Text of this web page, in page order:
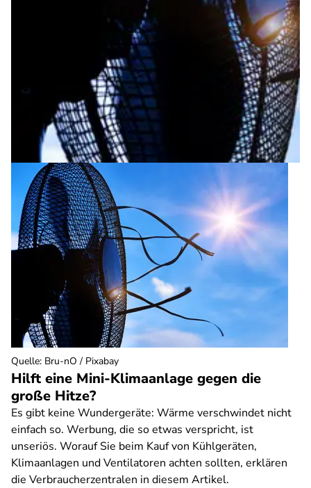
Hilft eine Mini-Klimaanlage gegen die
große Hitze?
Es gibt keine Wundergeräte: Wärme verschwindet nicht
einfach so. Werbung, die so etwas verspricht, ist
unseriös. Worauf Sie beim Kauf von Kühlgeräten,
Klimaanlagen und Ventilatoren achten sollten, erklären
die Verbraucherzentralen in diesem Artikel.
Quelle: Bru-nO / Pixabay